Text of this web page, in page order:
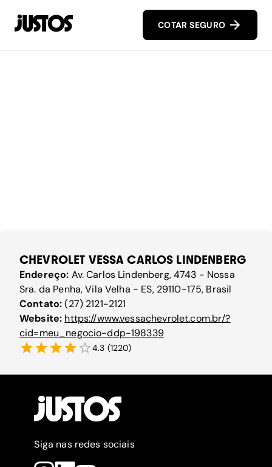
COTAR SEGURO
CHEVROLET VESSA CARLOS LINDENBERG
Endereço: Av. Carlos Lindenberg, 4743 - Nossa
Sra. da Penha, Vila Velha - ES, 29110-175, Brasil
Contato:(27) 2121-2121
Website: https://www.vessachevrolet.com.br/?
cid=meu_negocio-ddp-198339
4.3 (1220)
Siga nas redes sociais